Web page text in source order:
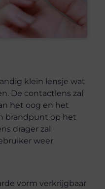
klein lensje wat
De contactlens zal
het oog en het
brandpunt op het
drager zal
weer
vorm verkrijgbaar